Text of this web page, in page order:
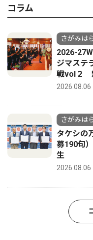
コラム
さがみは
2026-
ジマステ
戦vol２
2026.08.06
さがみは
タケシの
募190句
生
2026.08.06